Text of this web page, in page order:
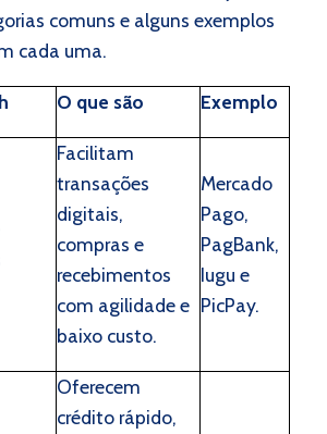
comuns e alguns exemplos
cada uma.
O que são Exemplo
Facilitam
transações
digitais,
compras e
recebimentos
com agilidade e
baixo custo.
Mercado
Pago,
PagBank,
Iugu e
PicPay.
Oferecem
crédito rápido,